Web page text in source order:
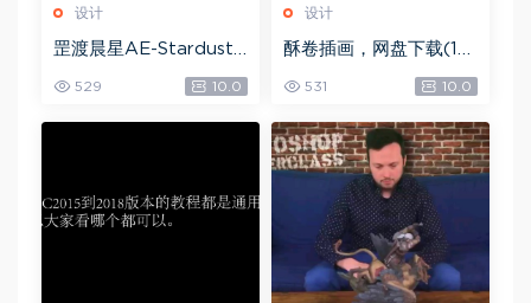
设计
罡渡晨星AE-Stardust
星尘粒子教程教学,共22
8节全套AE综合基础，
网盘下载(172.73G)
529 10.0
设计
酥卷插画，网盘下载(15.
531 10.0